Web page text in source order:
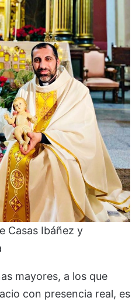
Casas Ibáñez y
mayores, a los que
con presencia real, es